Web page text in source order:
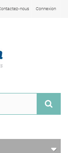
Connexion
nous